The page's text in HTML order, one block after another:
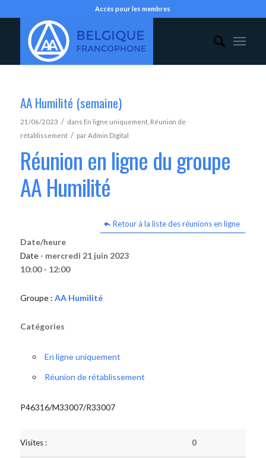
Accès pour les membres
AA Humilité (semaine)
21/06/2023 / dans En ligne uniquement, Réunion de
rétablissement / parAdmin Digital
Réunion en ligne du groupe
AA Humilité
Retour à la liste des réunions en ligne
Date/heure
Date - mercredi 21 juin 2023
10:00 - 12:00
Groupe : AA Humilité
Catégories
En ligne uniquement
Réunion de rétablissement
P46316/M33007/R33007
Visites : 0